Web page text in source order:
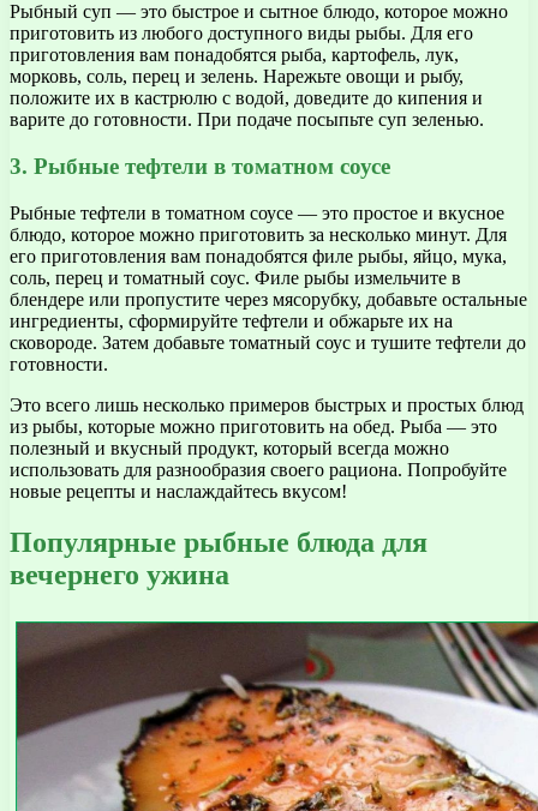
Рыбный суп — это быстрое и сытное блюдо, которое можно
приготовить из любого доступного виды рыбы. Для его
приготовления вам понадобятся рыба, картофель, лук,
морковь, соль, перец и зелень. Нарежьте овощи и рыбу,
положите их в кастрюлю с водой, доведите до кипения и
варите до готовности. При подаче посыпьте суп зеленью.
3. Рыбные тефтели в томатном соусе
Рыбные тефтели в томатном соусе — это простое и вкусное
блюдо, которое можно приготовить за несколько минут. Для
его приготовления вам понадобятся филе рыбы, яйцо, мука,
соль, перец и томатный соус. Филе рыбы измельчите в
блендере или пропустите через мясорубку, добавьте остальные
ингредиенты, сформируйте тефтели и обжарьте их на
сковороде. Затем добавьте томатный соус и тушите тефтели до
готовности.
Это всего лишь несколько примеров быстрых и простых блюд
из рыбы, которые можно приготовить на обед. Рыба — это
полезный и вкусный продукт, который всегда можно
использовать для разнообразия своего рациона. Попробуйте
новые рецепты и наслаждайтесь вкусом!
Популярные рыбные блюда для
вечернего ужина